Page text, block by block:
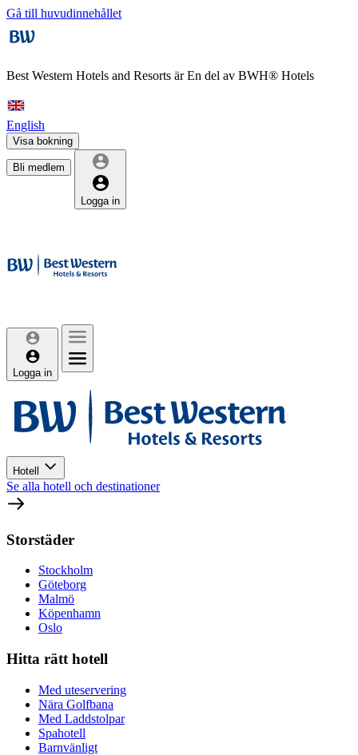
Gå till huvudinnehållet
Best Western Hotels and Resorts ärEn del av BWH® Hotels
English
Visa bokning
Bli medlem
Logga in
Logga in
Hotell
Se alla hotell och destinationer
Storstäder
Stockholm
Göteborg
Malmö
Köpenhamn
Oslo
Hitta rätt hotell
Med uteservering
Nära Golfbana
Med Laddstolpar
Spahotell
Barnvänligt